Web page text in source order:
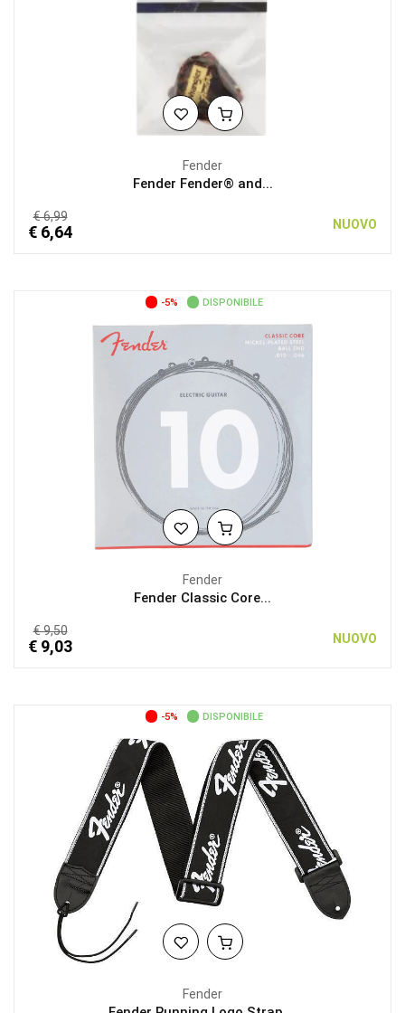
Fender
Fender Fender® and...
€ 6,99
€ 6,64 NUOVO
-5% DISPONIBILE
Fender
Fender Classic Core...
€ 9,50
€ 9,03 NUOVO
-5% DISPONIBILE
Fender